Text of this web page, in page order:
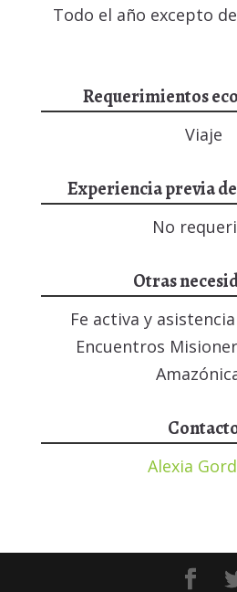
Todo el año excepto
Requerimientos
Viaje
Experiencia previa
No
Otras
Fe activa y
Encuentros
Alexia